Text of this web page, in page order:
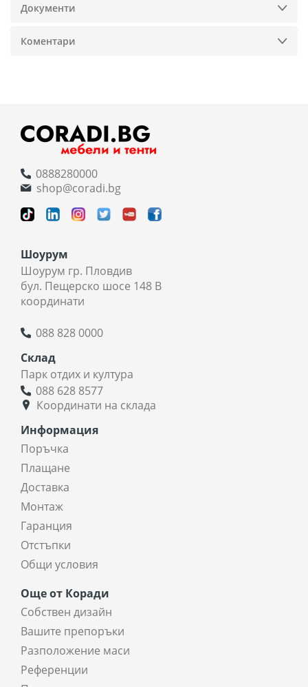
Документи
Коментари
0888280000
shop@coradi.bg
Шоурум
Шоурум гр. Пловдив
бул. Пещерско шосе 148 В
координати
088 828 0000
Склад
Парк отдих и култура
088 628 8577
Координати на склада
Информация
Поръчка
Плащане
Доставка
Монтаж
Гаранция
Отстъпки
Общи условия
Още от Коради
Собствен дизайн
Вашите препоръки
Разположение маси
Референции